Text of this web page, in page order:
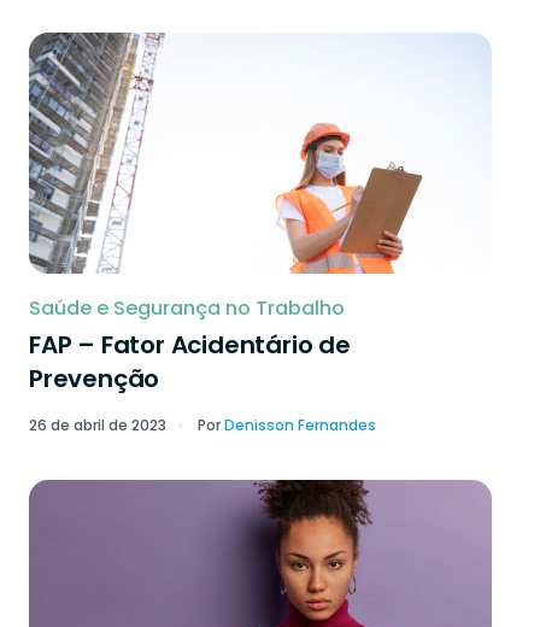
Saúde e Segurança no Trabalho
FAP – Fator Acidentário de
Prevenção
26 de abril de 2023 PorDenisson Fernandes